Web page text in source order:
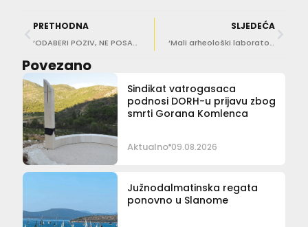
PRETHODNA
‘ODABERI POZIV, NE POSAO’ Policija organizira dane otvorenih vrata u Metkoviću, Pločama i Dubrovniku
SLJEDEĆA
‘Mali arheološki laboratorij’ spaja školu i baštinu: Učenici Grude u ulozi mladih arheologa
Povezano
Sindikat vatrogasaca
podnosi DORH-u prijavu zbog
smrti Gorana Komlenca
Aktualno 09.08.2026
Južnodalmatinska regata
ponovno u Slanome